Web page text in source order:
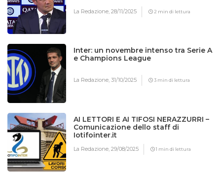
La Redazione,28/11/2025 2 min di lettura
Inter: un novembre intenso tra Serie A
e Champions League
La Redazione,31/10/2025 3 min di lettura
AI LETTORI E AI TIFOSI NERAZZURRI –
Comunicazione dello staff di
Iotifointer.it
La Redazione,29/08/2025 1 min di lettura